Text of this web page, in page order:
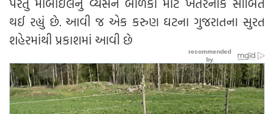
થઈ રહ્યું છે. આવી જ એક કરુણ ઘટના ગુજરાતના સુરત
શહેરમાંથી પ્રકાશમાં આવી છે